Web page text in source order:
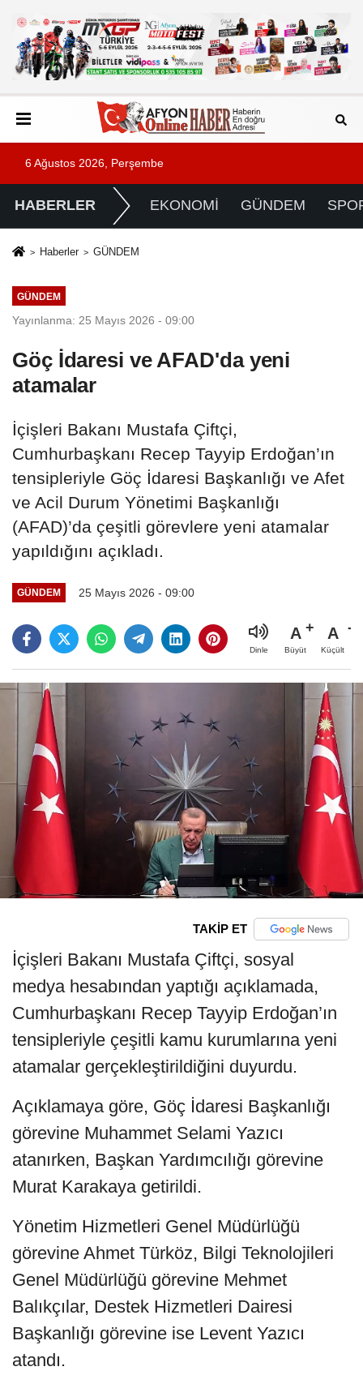
6 Ağustos 2026, Perşembe
HABERLER EKONOMİ GÜNDEM
Haberler GÜNDEM
GÜNDEM
Yayınlanma: 25 Mayıs 2026 - 09:00
Göç İdaresi ve AFAD'da yeni
atamalar
İçişleri Bakanı Mustafa Çiftçi,
Cumhurbaşkanı Recep Tayyip Erdoğan’ın
tensipleriyle Göç İdaresi Başkanlığı ve Afet
ve Acil Durum Yönetimi Başkanlığı
(AFAD)’da çeşitli görevlere yeni atamalar
yapıldığını açıkladı.
GÜNDEM 25 Mayıs 2026 - 09:00
Dinle
A
Büyüt
A
Küçült
TAKİP ET
İçişleri Bakanı Mustafa Çiftçi, sosyal
medya hesabından yaptığı açıklamada,
Cumhurbaşkanı Recep Tayyip Erdoğan’ın
tensipleriyle çeşitli kamu kurumlarına yeni
atamalar gerçekleştirildiğini duyurdu.
Açıklamaya göre, Göç İdaresi Başkanlığı
görevine Muhammet Selami Yazıcı
atanırken, Başkan Yardımcılığı görevine
Murat Karakaya getirildi.
Yönetim Hizmetleri Genel Müdürlüğü
görevine Ahmet Türköz, Bilgi Teknolojileri
Genel Müdürlüğü görevine Mehmet
Balıkçılar, Destek Hizmetleri Dairesi
Başkanlığı görevine ise Levent Yazıcı
atandı.